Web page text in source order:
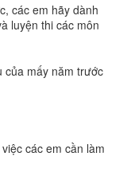
các em hãy dành
luyện thi các môn
của mấy năm trước
các em cần làm